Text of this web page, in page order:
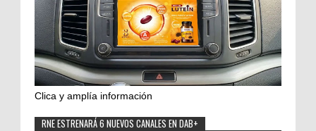
Clica y amplía información
RNE ESTRENARÁ 6 NUEVOS CANALES EN DAB+